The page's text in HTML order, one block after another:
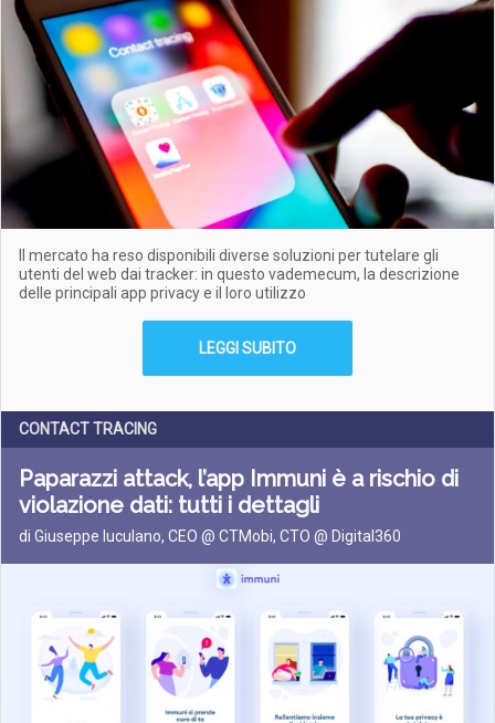
Il mercato ha reso disponibili diverse soluzioni per tutelare gli
utenti del web dai tracker: in questo vademecum, la descrizione
delle principali app privacy e il loro utilizzo
LEGGI SUBITO
CONTACT TRACING
Paparazzi attack, l’app Immuni è a rischio di
violazione dati: tutti i dettagli
di Giuseppe Iuculano, CEO @ CTMobi, CTO @ Digital360